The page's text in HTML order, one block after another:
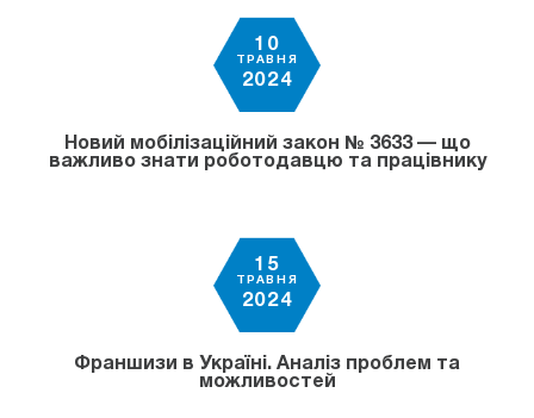
10
ТРАВНЯ
2024
Новий мобілізаційний закон № 3633 — що
важливо знати роботодавцю та працівнику
15
ТРАВНЯ
2024
Франшизи в Україні. Аналіз проблем та
можливостей